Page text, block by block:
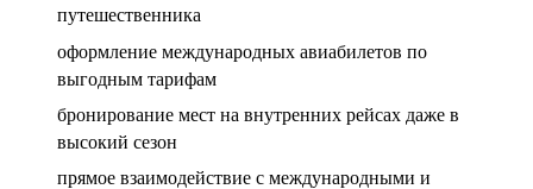
путешественника
оформление международных авиабилетов по
выгодным тарифам
бронирование мест на внутренних рейсах даже в
высокий сезон
прямое взаимодействие с международными и